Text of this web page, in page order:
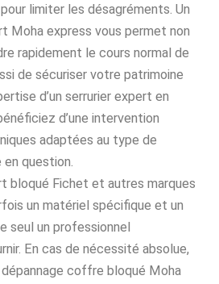
limiter les désagréments. Un
Moha express vous permet non
rapidement le cours normal de
de sécuriser votre patrimoine
d’un serrurier expert en
d’une intervention
adaptées au type de
en question.
bloqué Fichet et autres marques
un matériel spécifique et un
seul un professionnel
En cas de nécessité absolue,
coffre bloqué Moha